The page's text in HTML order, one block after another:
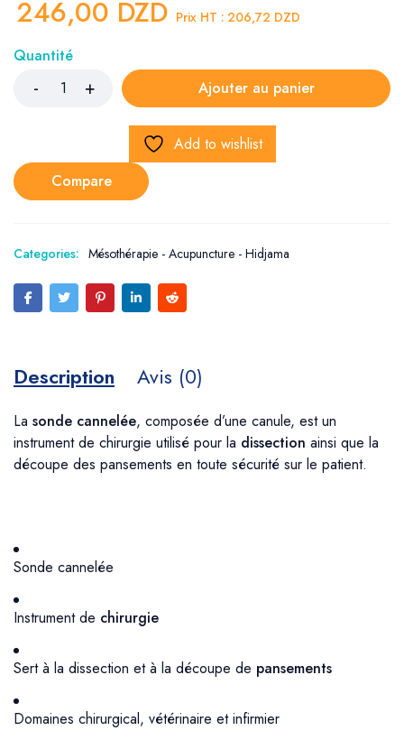
246,00 DZD Prix HT : 206,72 DZD
Quantité
Ajouter au panier
Add to wishlist
Compare
Categories: Mésothérapie - Acupuncture - Hidjama
Description Avis (0)
La sonde cannelée, composée d’une canule, est un
instrument de chirurgie utilisé pour la dissection ainsi que la
découpe des pansements en toute sécurité sur le patient.
Sonde cannelée
Instrument de chirurgie
Sert à la dissection et à la découpe de pansements
Domaines chirurgical, vétérinaire et infirmier